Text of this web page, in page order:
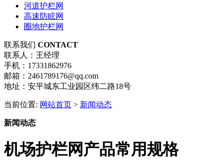
河道护栏网
高速防眩网
圈地护栏网
联系我们 CONTACT
联系人：王经理
手机：17331862976
邮箱：2461789176@qq.com
地址：安平城东工业园区纬二路18号
当前位置: 网站首页 > 新闻动态
新闻动态
机场护栏网产品常用规格